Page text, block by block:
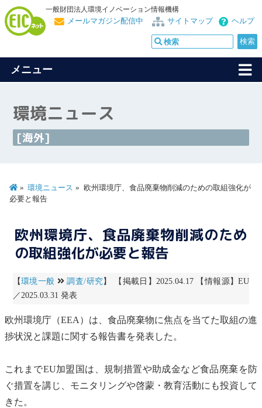
一般財団法人環境イノベーション情報機構
ヘルプ
サイトマップ
メールマガジン配信中
メニュー
環境ニュース
[海外]
環境ニュース
欧州環境庁、食品廃棄物削減のための取組強化が
必要と報告
欧州環境庁、食品廃棄物削減のため
の取組強化が必要と報告
【環境一般 調査/研究】 【掲載日】2025.04.17 【情報源】EU
／2025.03.31 発表
欧州環境庁（EEA）は、食品廃棄物に焦点を当てた取組の進
捗状況と課題に関する報告書を発表した。
これまでEU加盟国は、規制措置や助成金など食品廃棄を防
ぐ措置を講じ、 モニタリングや啓蒙・教育活動にも投資して
きた。